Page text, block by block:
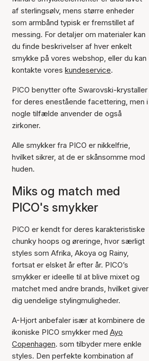
af sterlingsølv, mens større enheder
som armbånd typisk er fremstillet af
messing. For detaljer om materialer kan
du finde beskrivelser af hver enkelt
smykke på vores webshop, eller du kan
kontakte vores kundeservice.
PICO benytter ofte Swarovski-krystaller
for deres enestående facettering, men i
nogle tilfælde anvender de også
zirkoner.
Alle smykker fra PICO er nikkelfrie,
hvilket sikrer, at de er skånsomme mod
huden.
Miks og match med
PICO's smykker
PICO er kendt for deres karakteristiske
chunky hoops og øreringe, hvor særligt
styles som Afrika, Akoya og Rainy,
fortsat er elsket år efter år. PICO’s
smykker er ideelle til at blive mixet og
matchet med andre brands, hvilket giver
dig uendelige stylingmuligheder.
A-Hjort anbefaler især at kombinere de
ikoniske PICO smykker med Ayo
Copenhagen. som tilbyder mere enkle
styles. Den perfekte kombination af